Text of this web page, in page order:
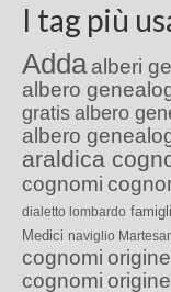
I tag più
Adda alberi
albero
gratis albero
albero
araldica
cognomi
dialetto lombardo
Medici naviglio
cognomi
cognomi